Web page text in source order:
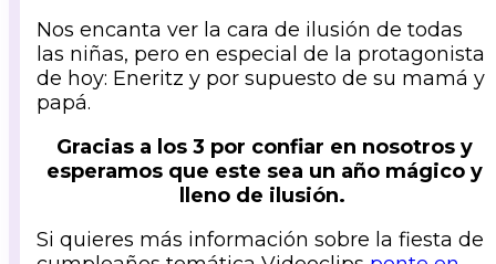
Nos encanta ver la cara de ilusión de todas
las niñas, pero en especial de la protagonista
de hoy: Eneritz y por supuesto de su mamá y
papá.
Gracias a los 3 por confiar en nosotros y
esperamos que este sea un año mágico y
lleno de ilusión.
Si quieres más información sobre la fiesta de